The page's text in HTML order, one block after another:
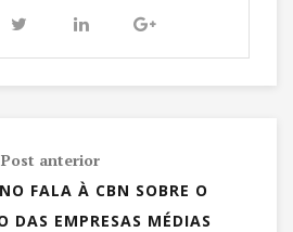
Post anterior
FALA À CBN SOBRE O
DAS EMPRESAS MÉDIAS